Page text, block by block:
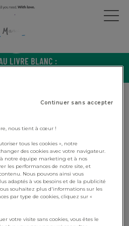
sa
Manutan France
livre blanc
Continuer sans accepter
nous tient à cœur !
tous les cookies », notre
des cookies avec votre navigateur.
notre équipe marketing et à nos
les performances de notre site, et
Nous pouvons ainsi vous
adaptés à vos besoins et de la publicité
souhaitez plus d'informations sur les
par type de cookies, cliquez sur «
votre visite sans cookies, vous êtes le